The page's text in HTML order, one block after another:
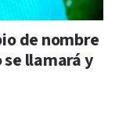
de nombre
llamará y